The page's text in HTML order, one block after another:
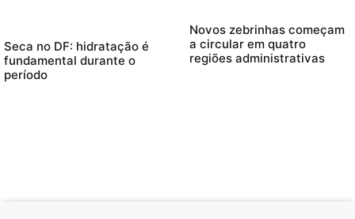
Seca no DF: hidratação é
fundamental durante o
período
Novos zebrinhas começam
a circular em quatro
regiões administrativas